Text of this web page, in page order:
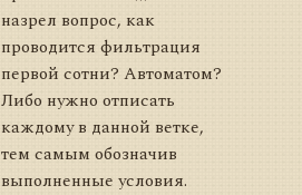
назрел вопрос, как
проводится фильтрация
первой сотни? Автоматом?
Либо нужно отписать
каждому в данной ветке,
тем самым обозначив
выполненные условия.